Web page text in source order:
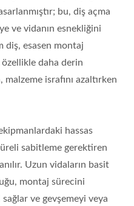
bu, diş açma
ve vidanın esnekliğini
diş, esasen montaj
özellikle daha derin
israfını azaltırken
hassas
sabitleme gerektiren
Uzun vidaların basit
montaj sürecini
sağlar ve gevşemeyi veya